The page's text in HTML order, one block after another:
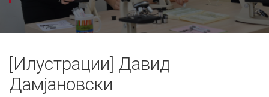
[Илустрации] Давид
Дамјановски